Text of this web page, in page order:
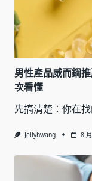
男性產品威而鋼
次看懂
先搞清楚：你在
Jellyhwang 8